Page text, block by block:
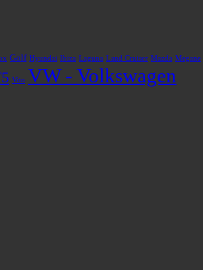
Golf Hyundai Ibiza Laguna Land Cruiser Mazda Megane
Vito VW - Volkswagen